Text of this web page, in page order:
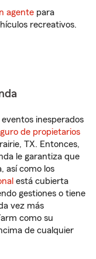
agente para
recreativos.
inesperados
de propietarios
TX. Entonces,
le garantiza que
así como los
está cubierta
gestiones o tiene
vez más
como su
de cualquier